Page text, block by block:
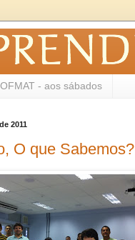
- aos sábados
2011
O que Sabemos?